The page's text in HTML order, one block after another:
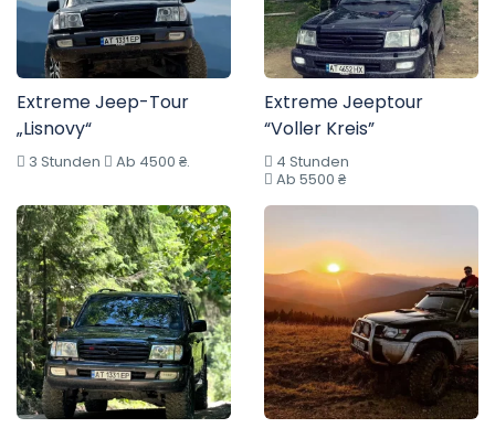
Extreme Jeep-Tour
„Lisnovy“
3 Stunden Ab 4500 ₴.
Extreme Jeeptour
“Voller Kreis”
4 Stunden
Ab 5500 ₴